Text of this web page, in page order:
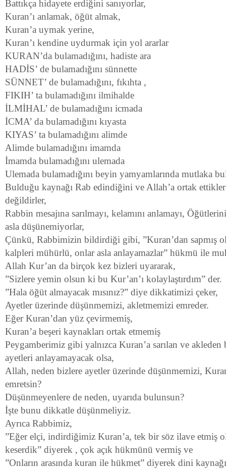
Battıkça hidayete erdiğini sanıyorlar,
Kuran’ı anlamak, öğüt almak,
Kuran’a uymak yerine,
Kuran’ı kendine uydurmak için yol ararlar
KURAN’da bulamadığını, hadiste ara
HADİS’ de bulamadığını sünnette
SÜNNET’ de bulamadığını, fıkıhta ,
FIKIH’ ta bulamadığını ilmihalde
İLMİHAL’ de bulamadığını icmada
İCMA’ da bulamadığını kıyasta
KIYAS’ ta bulamadığını alimde
Alimde bulamadığını imamda
İmamda bulamadığını ulemada
Ulemada bulamadığını beyin yamyamlarında mutlaka
Bulduğu kaynağı Rab edindiğini ve Allah’a ortak
değildirler,
Rabbin mesajına sarılmayı, kelamını anlamayı,
asla düşünemiyorlar,
Çünkü, Rabbimizin bildirdiği gibi, ”Kuran’dan sapmış
kalpleri mühürlü, onlar asla anlayamazlar” hükmü ile
Allah Kur’an da birçok kez bizleri uyararak,
”Sizlere yemin olsun ki bu Kur’an’ı kolaylaştırdım” der.
”Hala öğüt almayacak mısınız?” diye dikkatimizi çeker,
Ayetler üzerinde düşünmemizi, akletmemizi emreder.
Eğer Kuran’dan yüz çevirmemiş,
Kuran’a beşeri kaynakları ortak etmemiş
Peygamberimiz gibi yalnızca Kuran’a sarılan ve akleden
ayetleri anlayamayacak olsa,
Allah, neden bizlere ayetler üzerinde düşünmemizi,
emretsin?
Düşünmeyenlere de neden, uyarıda bulunsun?
İşte bunu dikkatle düşünmeliyiz.
Ayrıca Rabbimiz,
”Eğer elçi, indirdiğimiz Kuran’a, tek bir söz ilave etmiş
keserdik” diyerek , çok açık hükmünü vermiş ve
”Onların arasında kuran ile hükmet” diyerek dini